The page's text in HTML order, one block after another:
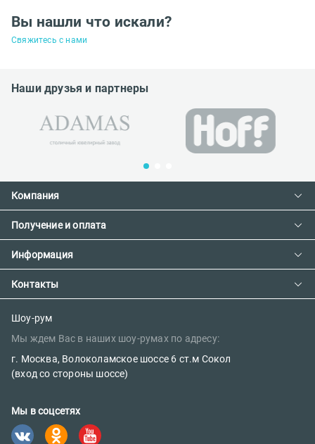
Вы нашли что искали?
Свяжитесь с нами
Наши друзья и партнеры
Компания
Контакты
О компании
Сотрудничество
Наш блог
Получение и оплата
Доставка и оплата
Предзаказ товара с фабрики
Информация
Как сделать заказ
Политика конфиденциальности
Контакты
E-mail:
sales@parketov-store.ru
Телефоны:
Шоу-рум
Мы ждем Вас в наших шоу-румах по адресу:
г. Москва, Волоколамское шоссе 6 ст.м Сокол
(вход со стороны шоссе)
Мы в соцсетях